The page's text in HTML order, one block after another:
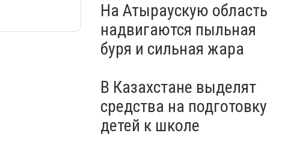
На Атыраускую область
надвигаются пыльная
буря и сильная жара
В Казахстане выделят
средства на подготовку
детей к школе